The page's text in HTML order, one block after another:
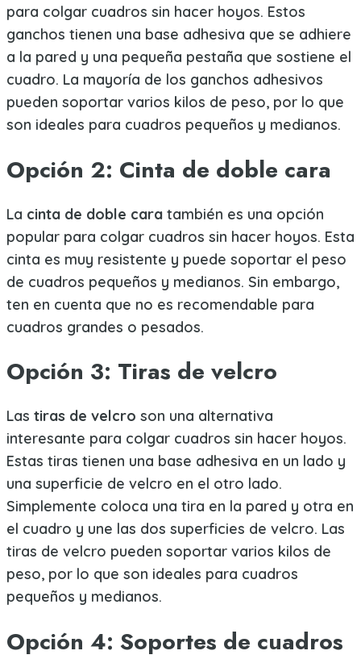
para colgar cuadros sin hacer hoyos. Estos
ganchos tienen una base adhesiva que se adhiere
a la pared y una pequeña pestaña que sostiene el
cuadro. La mayoría de los ganchos adhesivos
pueden soportar varios kilos de peso, por lo que
son ideales para cuadros pequeños y medianos.
Opción 2: Cinta de doble cara
La cinta de doble cara también es una opción
popular para colgar cuadros sin hacer hoyos. Esta
cinta es muy resistente y puede soportar el peso
de cuadros pequeños y medianos. Sin embargo,
ten en cuenta que no es recomendable para
cuadros grandes o pesados.
Opción 3: Tiras de velcro
Las tiras de velcro son una alternativa
interesante para colgar cuadros sin hacer hoyos.
Estas tiras tienen una base adhesiva en un lado y
una superficie de velcro en el otro lado.
Simplemente coloca una tira en la pared y otra en
el cuadro y une las dos superficies de velcro. Las
tiras de velcro pueden soportar varios kilos de
peso, por lo que son ideales para cuadros
pequeños y medianos.
Opción 4: Soportes de cuadros